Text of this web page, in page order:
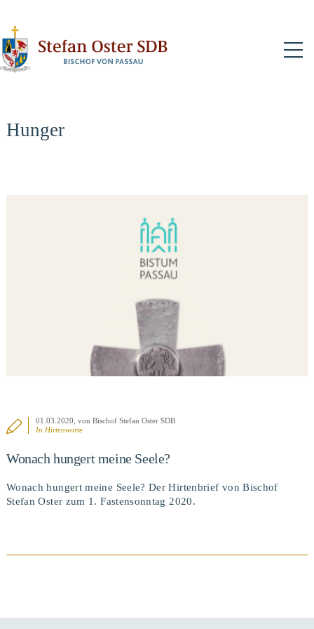
Hunger
01.03.2020 , von Bischof Stefan Oster SDB
In Hirtenworte
Wonach hungert meine Seele?
Wonach hungert meine Seele? Der Hirtenbrief von Bischof
Stefan Oster zum 1. Fastensonntag 2020.